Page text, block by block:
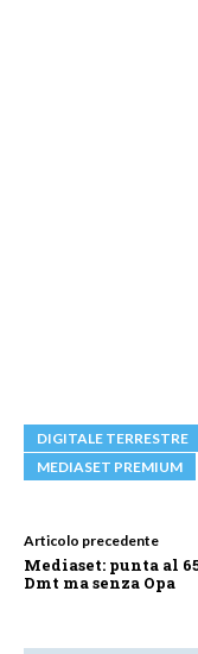
DIGITALE TERRESTRE
MEDIASET PREMIUM
Articolo precedente
Mediaset: punta al
Dmt ma senza Opa